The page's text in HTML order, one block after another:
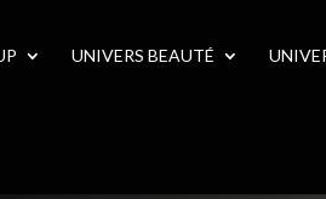
UNIVERS BEAUTÉ